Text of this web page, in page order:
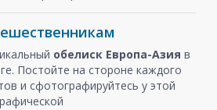
обелиск Европа-Азия в
Постойте на стороне каждого
и сфотографируйтесь у этой